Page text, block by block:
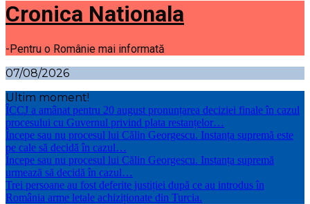
Cronica Nationala
-Pentru o Românie mai informată
07/08/2026
Ultim moment!
ÎCCJ a amânat pentru 20 august pronunțarea deciziei finale în cazul
procesului cu Guvernul privind plata restanțelor…
Începe sau nu procesul lui Călin Georgescu. Instanța supremă este
pe cale să decidă în cazul…
Începe sau nu procesul lui Călin Georgescu. Instanța supremă
urmează să decidă în cazul…
Trei persoane au fost deferite justiției după ce au introdus în
România arme letale achiziționate din Turcia.